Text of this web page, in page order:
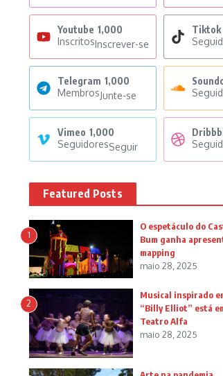
Youtube 1,000
InscritosInscrever-se
Tiktok
Telegram 1,000
MembrosJunte-se
Vimeo 1,000
SeguidoresSeguir
Featured Posts
1
O espetáculo do
Bum ganha
mapping
maio 28, 2025
2
Musical inspirado
“Billy Elliot” está
Teatro Alfa
maio 28, 2025